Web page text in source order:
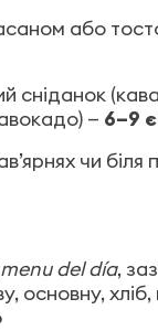
або
сніданок
— 6–9
чи біля
menu del día,
основну, хліб,